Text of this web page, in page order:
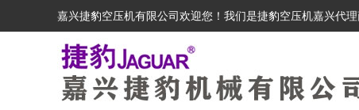
嘉兴捷豹空压机有限公司欢迎您！我们是捷豹空压机嘉兴代理